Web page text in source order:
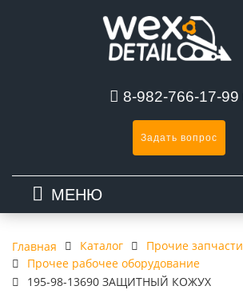
8-982-766-17-99
Задать вопрос
МЕНЮ
Главная Каталог
Прочие запчасти
Прочее рабочее оборудование
195-98-13690 ЗАЩИТНЫЙ КОЖУХ